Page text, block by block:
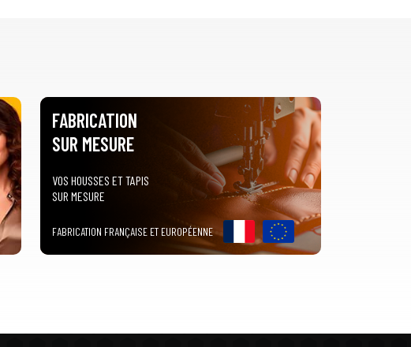
FABRICATION
SUR MESURE
VOS HOUSSES ET TAPIS
SUR MESURE
FABRICATION FRANÇAISE ET EUROPÉENNE